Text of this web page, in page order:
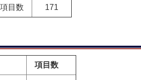
目数 171
項目数